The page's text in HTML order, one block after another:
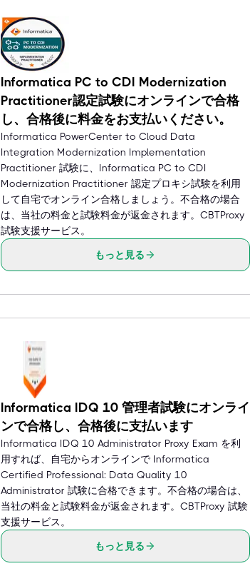
Informatica PC to CDI Modernization
Practitioner認定試験にオンラインで合格
し、合格後に料金をお支払いください。
Informatica PowerCenter to Cloud Data
Integration Modernization Implementation
Practitioner 試験に、Informatica PC to CDI
Modernization Practitioner 認定プロキシ試験を利用
して自宅でオンライン合格しましょう。不合格の場合
は、当社の料金と試験料金が返金されます。CBTProxy
試験支援サービス。
もっと見る
Informatica IDQ 10 管理者試験にオンライ
ンで合格し、合格後に支払います
Informatica IDQ 10 Administrator Proxy Exam を利
用すれば、自宅からオンラインで Informatica
Certified Professional: Data Quality 10
Administrator 試験に合格できます。不合格の場合は、
当社の料金と試験料金が返金されます。CBTProxy 試験
支援サービス。
もっと見る